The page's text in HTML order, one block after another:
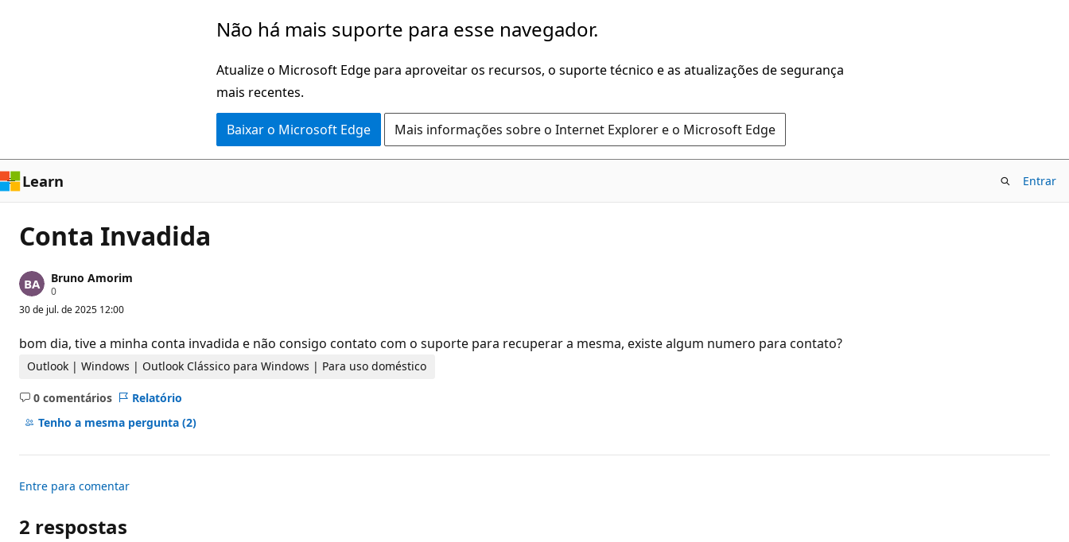
Não há mais suporte para esse navegador.
Atualize o Microsoft Edge para aproveitar os recursos, o suporte técnico e as atualizações de segurança
mais recentes.
Baixar o Microsoft Edge Mais informações sobre o Internet Explorer e o Microsoft Edge
Learn Entrar
Conta Invadida
Bruno Amorim
0P
n
o
s
d
e
e
u
ç
o
30 de jul. de 2025 12:00
bom dia, tive a minha conta invadida e não consigo contato com o suporte para recuperar a mesma, existe algum numero para contato?
Outlook | Windows | Outlook Clássico para Windows | Para uso doméstico
0 comentários
Sem
comentários
Relatório
Tenho a mesma pergunta (2)
Entre para comentar
2 respostas